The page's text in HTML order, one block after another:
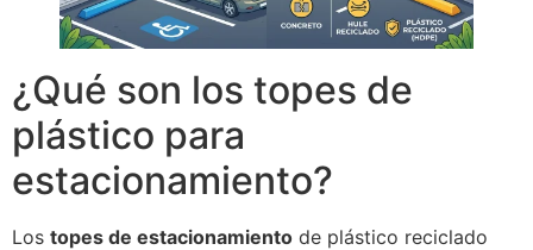
¿Qué son los topes de
plástico para
estacionamiento?
Los topes de estacionamiento de plástico reciclado